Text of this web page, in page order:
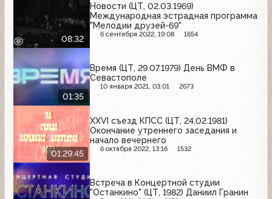
08:32
Новости (ЦТ, 02.03.1969)
Международная эстрадная программа
"Мелодии друзей-69"
6 сентября 2022, 19:08 1654
01:35
Время (ЦТ, 29.07.1979) День ВМФ в
Севастополе
10 января 2021, 03:01 2673
01:29:45
ХХVI съезд КПСС (ЦТ, 24.02.1981)
Окончание утреннего заседания и
начало вечернего
6 октября 2022, 13:16 1532
Встреча в Концертной студии
"Останкино" (ЦТ, 1982) Даниил Гранин